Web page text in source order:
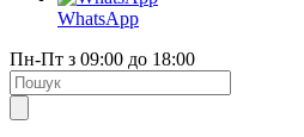
WhatsApp
Пн-Пт з 09:00 до 18:00